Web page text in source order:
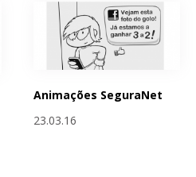
Animações SeguraNet
23.03.16